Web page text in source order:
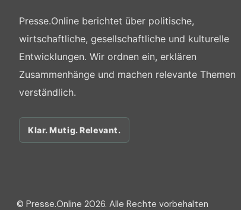
Presse.Online berichtet über politische,
wirtschaftliche, gesellschaftliche und kulturelle
Entwicklungen. Wir ordnen ein, erklären
Zusammenhänge und machen relevante Themen
verständlich.
Klar. Mutig. Relevant.
© Presse.Online 2026. Alle Rechte vorbehalten